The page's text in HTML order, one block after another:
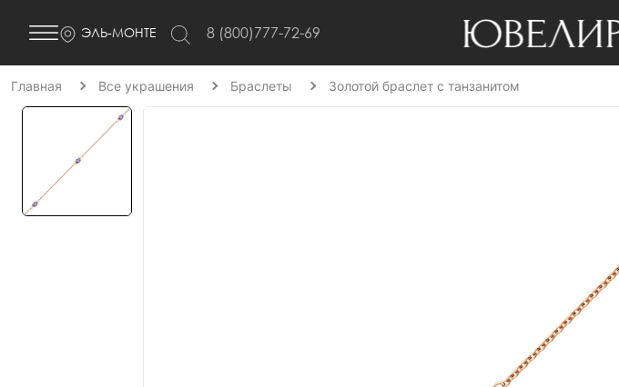
ЭЛЬ-МОНТЕ 8 (800)777-72-69
Главная Все украшения Браслеты Золотой браслет с танзанитом